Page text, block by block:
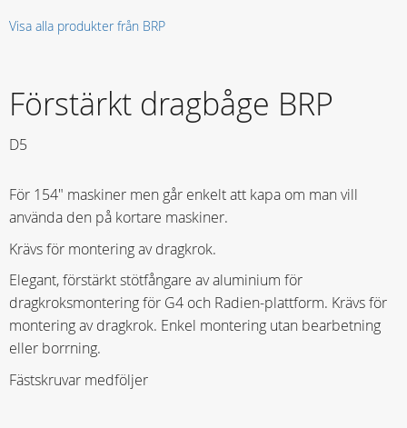
Visa alla produkter från BRP
Förstärkt dragbåge BRP
D5
För 154" maskiner men går enkelt att kapa om man vill
använda den på kortare maskiner.
Krävs för montering av dragkrok.
Elegant, förstärkt stötfångare av aluminium för
dragkroksmontering för G4 och Radien-plattform. Krävs för
montering av dragkrok. Enkel montering utan bearbetning
eller borrning.
Fästskruvar medföljer